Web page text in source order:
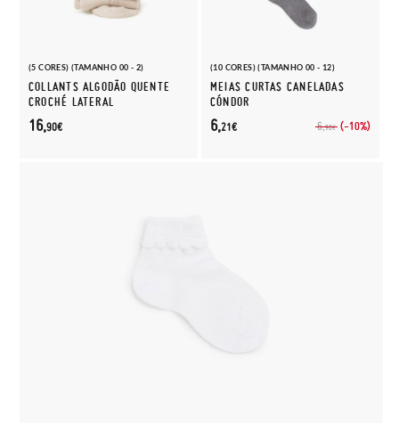
(5 CORES) (TAMANHO 00 - 2)
COLLANTS ALGODÃO QUENTE
CROCHÉ LATERAL
16,90€
(10 CORES) (TAMANHO 00 - 12)
MEIAS CURTAS CANELADAS
CÓNDOR
6,90€ (-10%)
6,21€